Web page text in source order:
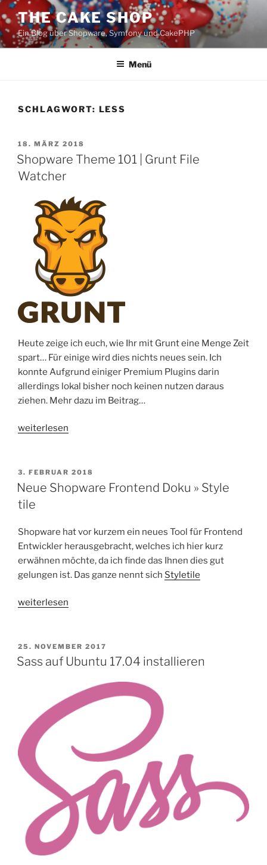
Zum
Inhalt
springen
THE CAKE SHOP
Ein Blog über Shopware, Symfony und CakePHP
Menü
SCHLAGWORT: LESS
VERÖFFENTLICHT
AM
18. MÄRZ 2018
Shopware Theme 101 | Grunt File
Watcher
Heute zeige ich euch, wie Ihr mit Grunt eine Menge Zeit
spart… Für einige wird dies nichts neues sein. Ich
konnte Aufgrund einiger Premium Plugins darin
allerdings lokal bisher noch keinen nutzen daraus
ziehen. Mehr dazu im Beitrag…
„Shopware
|
Grunt
File
weiterlesen
VERÖFFENTLICHT
AM
3. FEBRUAR 2018
Neue Shopware Frontend Doku » Style
tile
Shopware hat vor kurzem ein neues Tool für Frontend
Entwickler herausgebracht, welches ich hier kurz
erwähnen möchte, da ich finde das Ihnen dies gut
gelungen ist. Das ganze nennt sich Styletile
„Neue
Doku
»
weiterlesen
VERÖFFENTLICHT
AM
25. NOVEMBER 2017
Sass auf Ubuntu 17.04 installieren